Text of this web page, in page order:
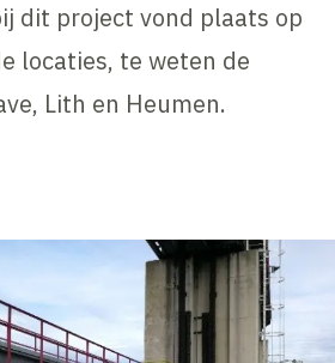
dit project vond plaats op
locaties, te weten de
Lith en Heumen.